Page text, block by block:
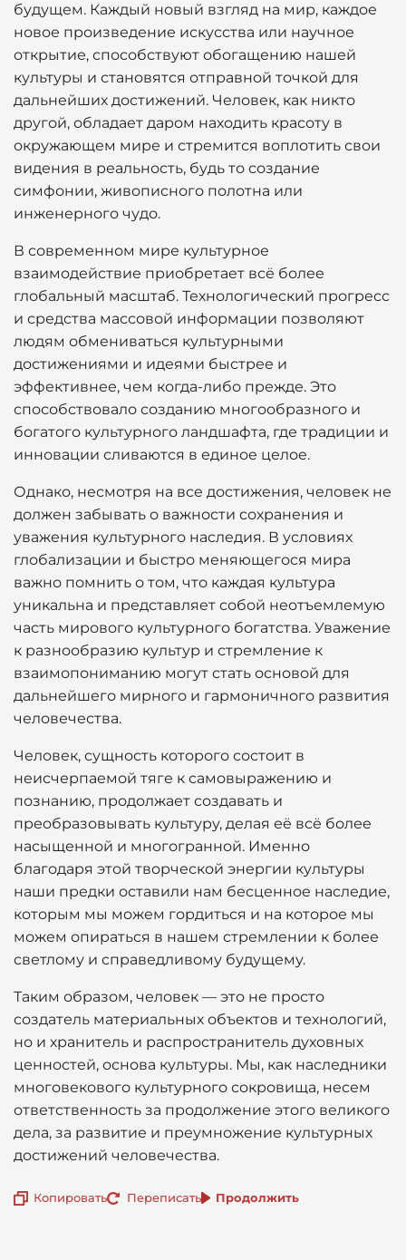
будущем. Каждый новый взгляд на мир, каждое
новое произведение искусства или научное
открытие, способствуют обогащению нашей
культуры и становятся отправной точкой для
дальнейших достижений. Человек, как никто
другой, обладает даром находить красоту в
окружающем мире и стремится воплотить свои
видения в реальность, будь то создание
симфонии, живописного полотна или
инженерного чудо.
В современном мире культурное
взаимодействие приобретает всё более
глобальный масштаб. Технологический прогресс
и средства массовой информации позволяют
людям обмениваться культурными
достижениями и идеями быстрее и
эффективнее, чем когда-либо прежде. Это
способствовало созданию многообразного и
богатого культурного ландшафта, где традиции и
инновации сливаются в единое целое.
Однако, несмотря на все достижения, человек не
должен забывать о важности сохранения и
уважения культурного наследия. В условиях
глобализации и быстро меняющегося мира
важно помнить о том, что каждая культура
уникальна и представляет собой неотъемлемую
часть мирового культурного богатства. Уважение
к разнообразию культур и стремление к
взаимопониманию могут стать основой для
дальнейшего мирного и гармоничного развития
человечества.
Человек, сущность которого состоит в
неисчерпаемой тяге к самовыражению и
познанию, продолжает создавать и
преобразовывать культуру, делая её всё более
насыщенной и многогранной. Именно
благодаря этой творческой энергии культуры
наши предки оставили нам бесценное наследие,
которым мы можем гордиться и на которое мы
можем опираться в нашем стремлении к более
светлому и справедливому будущему.
Таким образом, человек — это не просто
создатель материальных объектов и технологий,
но и хранитель и распространитель духовных
ценностей, основа культуры. Мы, как наследники
многовекового культурного сокровища, несем
ответственность за продолжение этого великого
дела, за развитие и преумножение культурных
достижений человечества.
Копировать Переписать Продолжить